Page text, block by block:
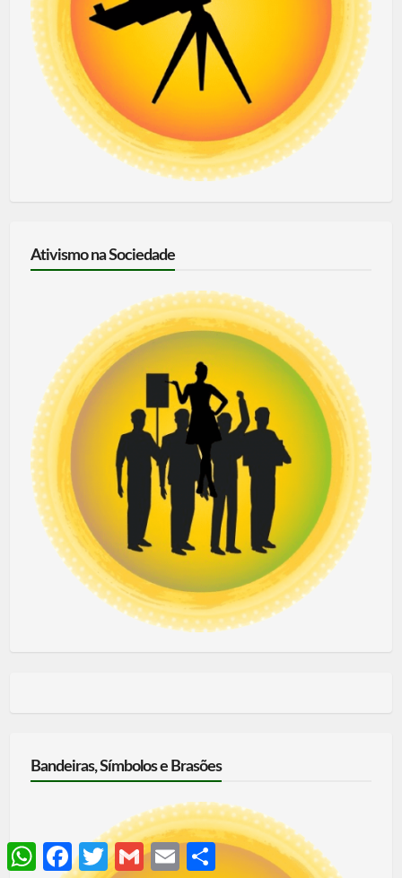
Ativismo na Sociedade
Bandeiras, Símbolos e Brasões
WhatsAppFacebookTwitterGmail Email Share